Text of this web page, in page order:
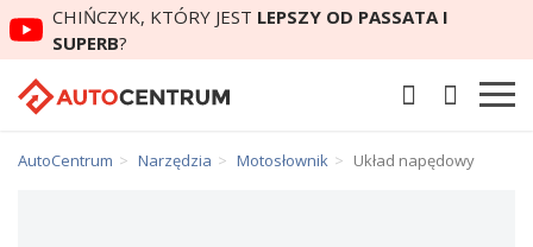
CHIŃCZYK, KTÓRY JEST LEPSZY OD PASSATA I
SUPERB?
AutoCentrum Narzędzia Motosłownik Układ napędowy